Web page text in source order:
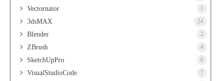
Vectornator 1
3dsMAX 24
Blender 2
ZBrush 4
SketchUpPro 6
VisualStudioCode 7